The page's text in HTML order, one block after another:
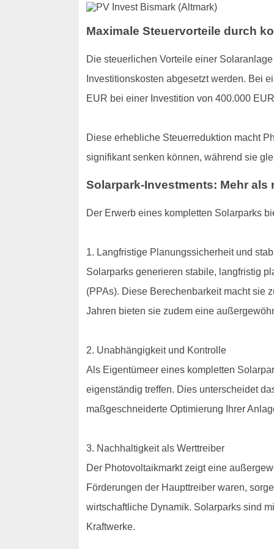
Maximale Steuervorteile durch
Die steuerlichen Vorteile einer
Investitionskosten abgesetzt werden. Bei
EUR bei einer Investition von 400.000
Diese erhebliche Steuerreduktion macht
signifikant senken können, während sie
Solarpark-Investments: Mehr als
Der Erwerb eines kompletten Solarparks
1. Langfristige Planungssicherheit und
Solarparks generieren stabile, langfristig
(PPAs). Diese Berechenbarkeit macht sie
Jahren bieten sie zudem eine
2. Unabhängigkeit und Kontrolle
Als Eigentümeer eines kompletten
eigenständig treffen. Dies unterscheidet
maßgeschneiderte Optimierung Ihrer
3. Nachhaltigkeit als Werttreiber
Der Photovoltaikmarkt zeigt eine
Förderungen der Haupttreiber waren,
wirtschaftliche Dynamik. Solarparks sind
Kraftwerke.